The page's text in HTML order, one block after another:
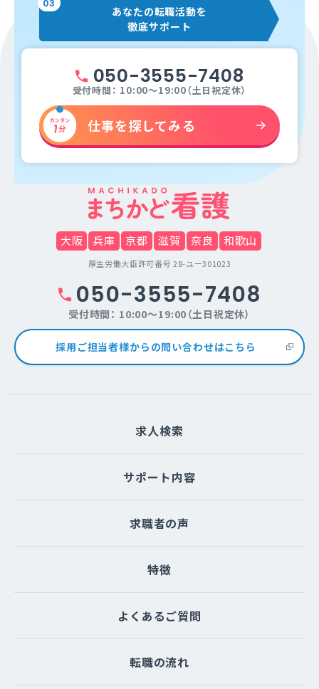
03
あなたの転職活動を
徹底サポート
050-3555-7408
受付時間： 10:00～19:00（土日祝定休）
仕事を探してみる
大阪 兵庫 京都 滋賀 奈良 和歌山
厚生労働大臣許可番号 28-ユー301023
050-3555-7408
受付時間： 10:00～19:00（土日祝定休）
採用ご担当者様からの問い合わせはこちら
求人検索
サポート内容
求職者の声
特徴
よくあるご質問
転職の流れ